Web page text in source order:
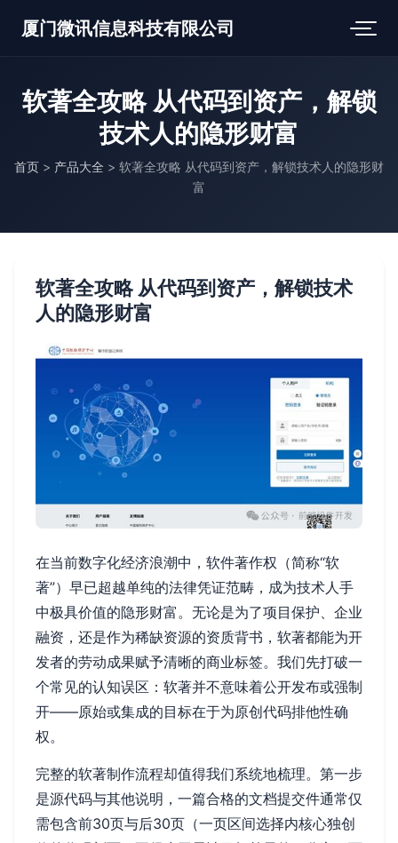
厦门微讯信息科技有限公司
软著全攻略 从代码到资产，解锁
技术人的隐形财富
首页 > 产品大全 > 软著全攻略 从代码到资产，解锁技术人的隐形财
富
软著全攻略 从代码到资产，解锁技术
人的隐形财富
在当前数字化经济浪潮中，软件著作权（简称“软
著”）早已超越单纯的法律凭证范畴，成为技术人手
中极具价值的隐形财富。无论是为了项目保护、企业
融资，还是作为稀缺资源的资质背书，软著都能为开
发者的劳动成果赋予清晰的商业标签。我们先打破一
个常见的认知误区：软著并不意味着公开发布或强制
开——原始或集成的目标在于为原创代码排他性确
权。
完整的软著制作流程却值得我们系统地梳理。第一步
是源代码与其他说明，一篇合格的文档提交件通常仅
需包含前30页与后30页（一页区间选择内核心独创